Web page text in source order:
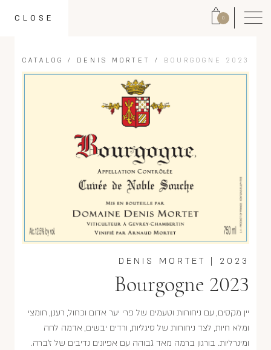
0
CLOSE
CATALOG / DENIS MORTET / BOURGOGNE 2023
2023
DENIS MORTET
Bourgogne 2023
יין מקסים, עם ניחוחות וטעמים של פרי יער אדום וכחול, רענן, חומצי
ומלא חיוּת, לצד ניחוחות של סיגליות, ורדים יבשים, אדמה לחה
ומינרליות. בורגון ברמה מאד גבוהה עם אפיונים נדיבים של ז'ברה.